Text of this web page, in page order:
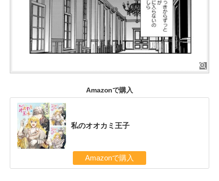
Amazonで購入
私のオオカミ王子
Amazonで購入